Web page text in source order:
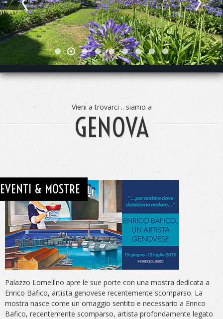
Vieni a trovarci .. siamo a
GENOVA
EVENTI & MOSTRE
Palazzo Lomellino apre le sue porte con una mostra dedicata a
Enrico Bafico, artista genovese recentemente scomparso. La
mostra nasce come un omaggio sentito e necessario a Enrico
Bafico, recentemente scomparso, artista profondamente legato